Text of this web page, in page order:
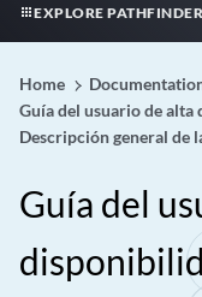
EXPLORE
Home
Guía del usuario de
Descripción general de
Guía del